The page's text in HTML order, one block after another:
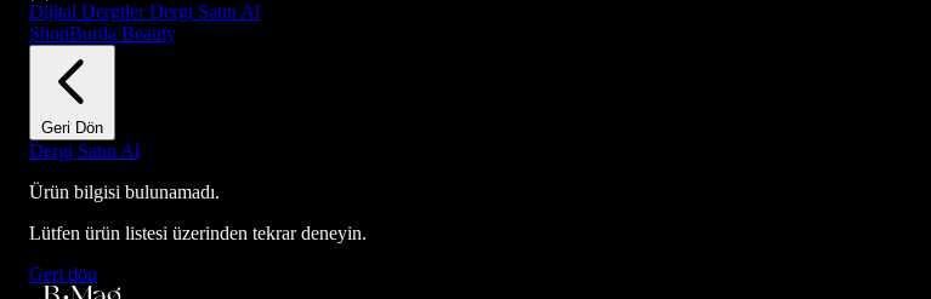
Dijital DergilerDergi Satın Al
ShopBurda Beauty
Geri Dön
Dergi Satın Al
Ürün bilgisi bulunamadı.
Lütfen ürün listesi üzerinden tekrar deneyin.
Geri dön